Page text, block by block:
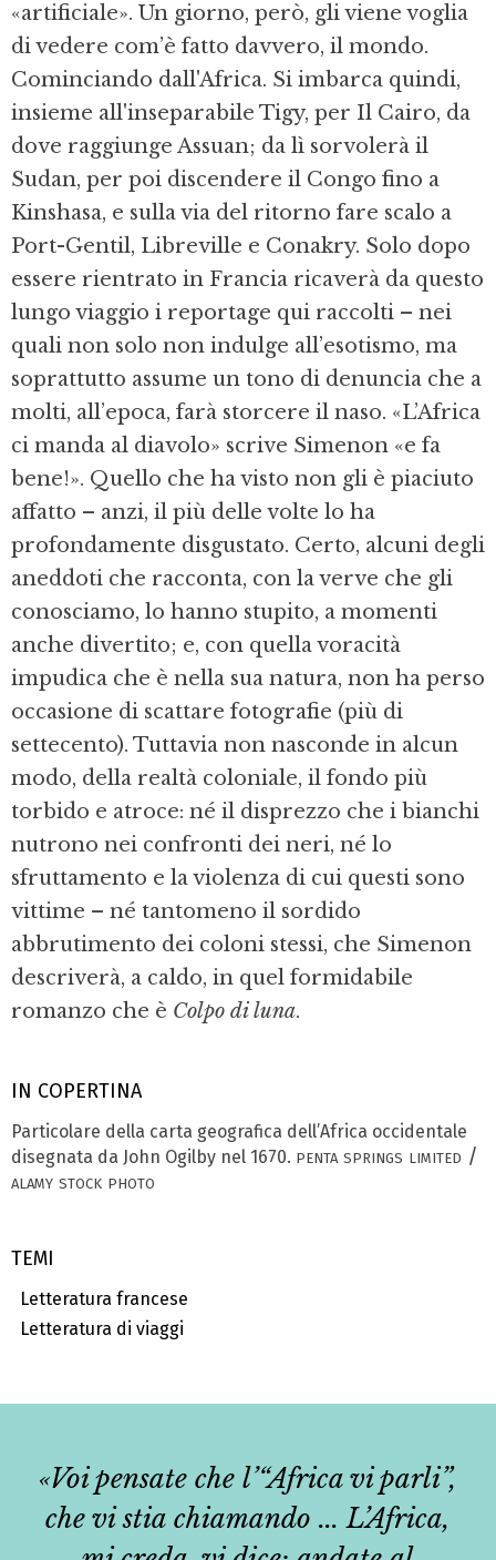
IN COPERTINA
Particolare della carta geografica dell’Africa occidentale
disegnata da John Ogilby nel 1670. penta springs limited /
alamy stock photo
TEMI
Letteratura francese
Letteratura di viaggi
«artificiale». Un giorno, però, gli viene voglia
di vedere com’è fatto davvero, il mondo.
Cominciando dall'Africa. Si imbarca quindi,
insieme all'inseparabile Tigy, per Il Cairo, da
dove raggiunge Assuan; da lì sorvolerà il
Sudan, per poi discendere il Congo fino a
Kinshasa, e sulla via del ritorno fare scalo a
Port-Gentil, Libreville e Conakry. Solo dopo
essere rientrato in Francia ricaverà da questo
lungo viaggio i reportage qui raccolti – nei
quali non solo non indulge all’esotismo, ma
soprattutto assume un tono di denuncia che a
molti, all’epoca, farà storcere il naso. «L’Africa
ci manda al diavolo» scrive Simenon «e fa
bene!». Quello che ha visto non gli è piaciuto
affatto – anzi, il più delle volte lo ha
profondamente disgustato. Certo, alcuni degli
aneddoti che racconta, con la verve che gli
conosciamo, lo hanno stupito, a momenti
anche divertito; e, con quella voracità
impudica che è nella sua natura, non ha perso
occasione di scattare fotografie (più di
settecento). Tuttavia non nasconde in alcun
modo, della realtà coloniale, il fondo più
torbido e atroce: né il disprezzo che i bianchi
nutrono nei confronti dei neri, né lo
sfruttamento e la violenza di cui questi sono
vittime – né tantomeno il sordido
abbrutimento dei coloni stessi, che Simenon
descriverà, a caldo, in quel formidabile
romanzo che è Colpo di luna.
«Voi pensate che l’“Africa vi parli”,
che vi stia chiamando ... L’Africa,